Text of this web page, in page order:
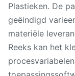
Plastieken. De
geëindigd
materiële
Reeks kan het